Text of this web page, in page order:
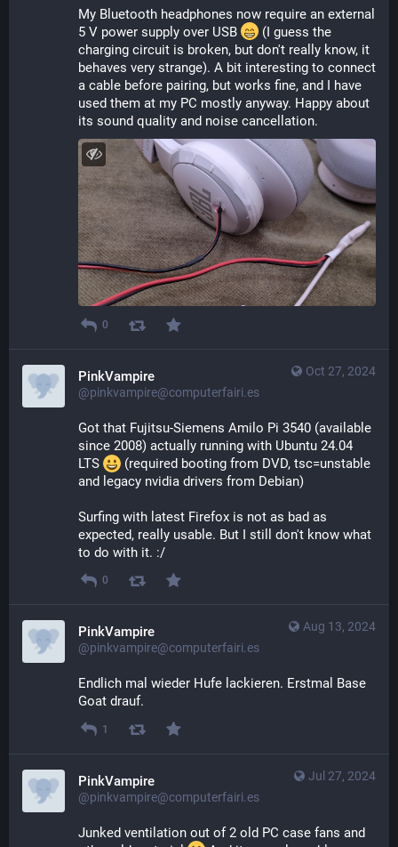
My Bluetooth headphones now require an external
5 V power supply over USB
(I guess the
charging circuit is broken, but don't really know, it
behaves very strange). A bit interesting to connect
a cable before pairing, but works fine, and I have
used them at my PC mostly anyway. Happy about
its sound quality and noise cancellation.
0
Oct 27, 2024
PinkVampire
@pinkvampire@computerfairi.es
Got that Fujitsu-Siemens Amilo Pi 3540 (available
since 2008) actually running with Ubuntu 24.04
LTS
​ (required booting from DVD, tsc=unstable
and legacy nvidia drivers from Debian)
Surfing with latest Firefox is not as bad as
expected, really usable. But I still don't know what
to do with it. :/
0
Aug 13, 2024
PinkVampire
@pinkvampire@computerfairi.es
Endlich mal wieder Hufe lackieren. Erstmal Base
Goat drauf.
1
Jul 27, 2024
PinkVampire
@pinkvampire@computerfairi.es
Junked ventilation out of 2 old PC case fans and